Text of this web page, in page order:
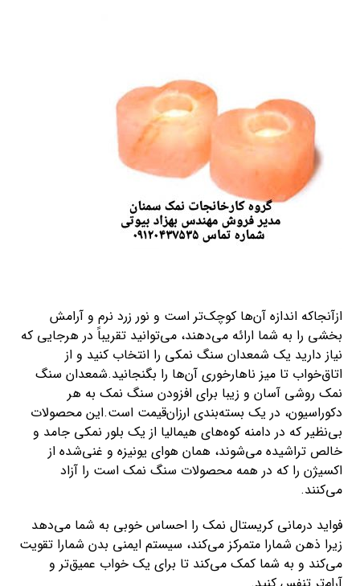
ازآنجاکه اندازه آن‌ها کوچک‌تر است و نور زرد نرم و آرامش
بخشی را به شما ارائه می‌دهند، می‌توانید تقریباً در هرجایی که
نیاز دارید یک شمعدان سنگ نمکی را انتخاب کنید و از
اتاق‌خواب تا میز ناهارخوری آن‌ها را بگنجانید.شمعدان سنگ
نمک روشی آسان و زیبا برای افزودن سنگ نمک به هر
دکوراسیون، در یک بسته‌بندی ارزان‌قیمت است.این محصولات
بی‌نظیر که در دامنه کوه‌های هیمالیا از یک بلور نمکی جامد و
خالص تراشیده می‌شوند، همان هوای یونیزه و غنی‌شده از
اکسیژن را که در همه محصولات سنگ نمک است را آزاد
می‌کنند.
فواید درمانی کریستال نمک را احساس خوبی به شما می‌دهد
زیرا ذهن شمارا متمرکز می‌کند، سیستم ایمنی بدن شمارا تقویت
می‌کند و به شما کمک می‌کند تا برای یک خواب عمیق‌تر و